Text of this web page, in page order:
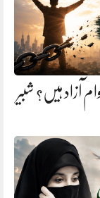
آزاد ہیں؟ شبیر